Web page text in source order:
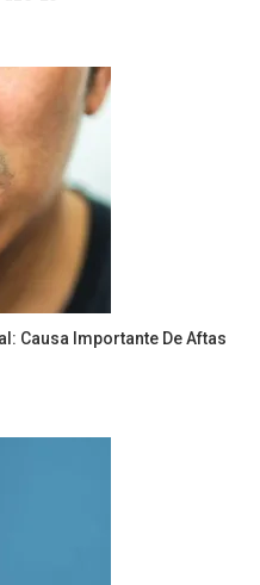
Causa Importante De Aftas